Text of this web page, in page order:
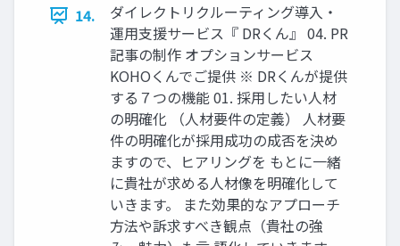
14.
ダイレクトリクルーティング導入・
運用支援サービス『 DRくん』 04. PR
記事の制作 オプションサービス
KOHOくんでご提供 ※ DRくんが提供
する７つの機能 01. 採用したい人材
の明確化 （人材要件の定義） 人材要
件の明確化が採用成功の成否を決め
ますので、ヒアリングを もとに一緒
に貴社が求める人材像を明確化して
いきます。 また効果的なアプローチ
方法や訴求すべき観点（貴社の強